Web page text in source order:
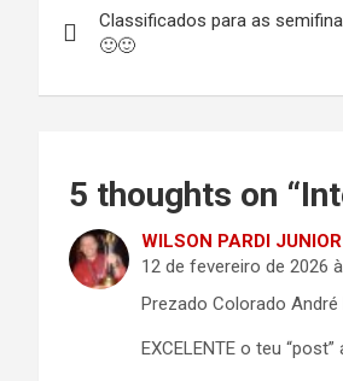
de
Post
Classificados para as
🙂🙂
5 thoughts on “
WILSON PARDI JUNIOR
12 de fevereiro de 2026
Prezado Colorado André
EXCELENTE o teu